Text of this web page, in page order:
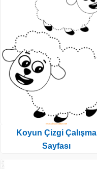
Koyun Çizgi Çalışma
Sayfası